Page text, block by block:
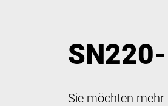
Sie möchten mehr